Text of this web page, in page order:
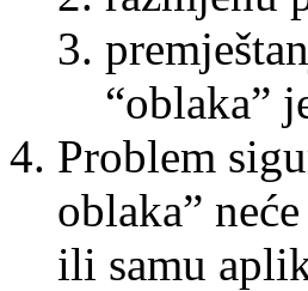
“oblaka”
Problem
oblaka”
ili samu